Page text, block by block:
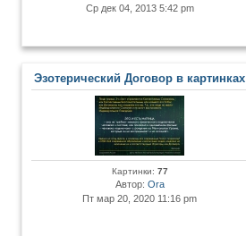
Ср дек 04, 2013 5:42 pm
Эзотерический Договор в картинках
Картинки: 77
Автор: Ora
Пт мар 20, 2020 11:16 pm